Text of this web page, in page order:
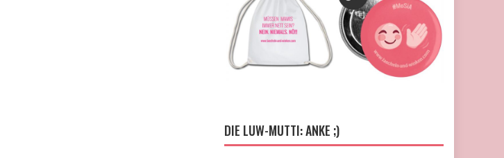
DIE LUW-MUTTI: ANKE ;)